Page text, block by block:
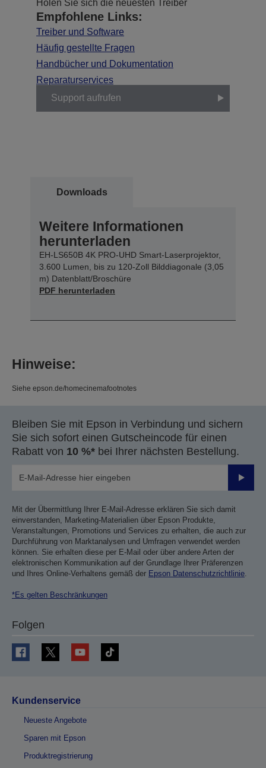
Holen Sie sich die neuesten Treiber
Empfohlene Links:
Treiber und Software
Häufig gestellte Fragen
Handbücher und Dokumentation
Reparaturservices
Support aufrufen
Downloads
Weitere Informationen
herunterladen
EH-LS650B 4K PRO-UHD Smart-Laserprojektor,
3.600 Lumen, bis zu 120-Zoll Bilddiagonale (3,05
m) Datenblatt/Broschüre
PDF herunterladen
Hinweise:
Siehe epson.de/homecinemafootnotes
Bleiben Sie mit Epson in Verbindung und sichern
Sie sich sofort einen Gutscheincode für einen
Rabatt von 10 %* bei Ihrer nächsten Bestellung.
Mit der Übermittlung Ihrer E-Mail-Adresse erklären Sie sich damit
einverstanden, Marketing-Materialien über Epson Produkte,
Veranstaltungen, Promotions und Services zu erhalten, die auch zur
Durchführung von Marktanalysen und Umfragen verwendet werden
können. Sie erhalten diese per E-Mail oder über andere Arten der
elektronischen Kommunikation auf der Grundlage Ihrer Präferenzen
und Ihres Online-Verhaltens gemäß der Epson Datenschutzrichtlinie
*Es gelten Beschränkungen
Folgen
Kundenservice
Neueste Angebote
Sparen mit Epson
Produktregistrierung